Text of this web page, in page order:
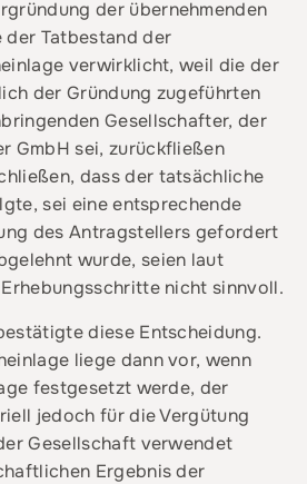
der übernehmenden
Tatbestand der
verwirklicht, weil die der
der Gründung zugeführten
Gesellschafter, der
GmbH sei, zurückfließen
dass der tatsächliche
sei eine entsprechende
des Antragstellers gefordert
wurde, seien laut
nicht sinnvoll.
diese Entscheidung.
liege dann vor, wenn
festgesetzt werde, der
jedoch für die Vergütung
Gesellschaft verwendet
Ergebnis der